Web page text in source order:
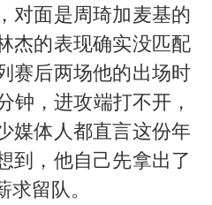
对面是周琦加麦基的
杰的表现确实没匹配
赛后两场他的出场时
钟，进攻端打不开，
媒体人都直言这份年
到，他自己先拿出了
留队。